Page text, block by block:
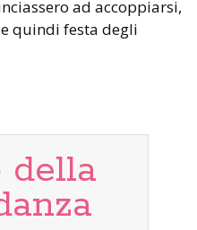
ad accoppiarsi,
quindi festa degli
della